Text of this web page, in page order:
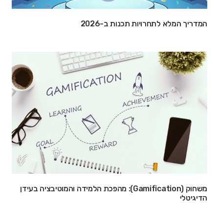
המדריך המלא לתחרויות תכנות ב-2026
משחוק (Gamification): מהפכת הלמידה והמוטיבציה בעידן
הדיגיטלי